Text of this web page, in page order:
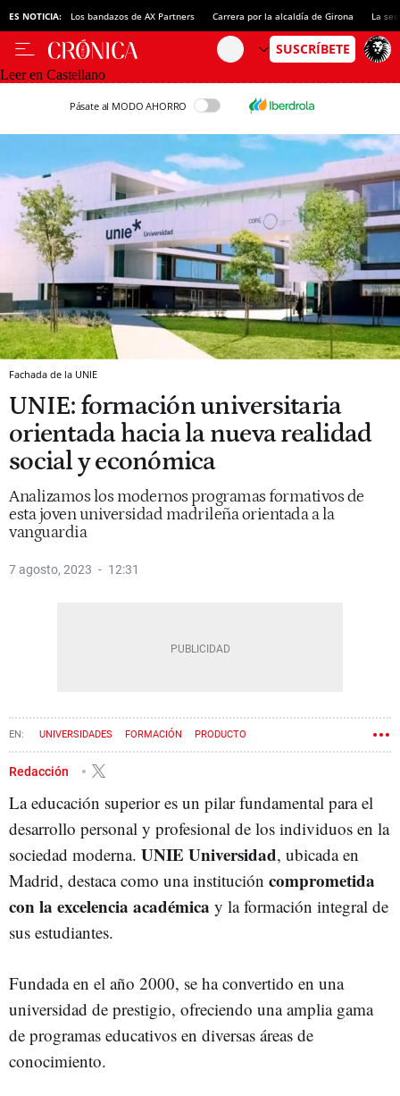
ES NOTICIA: Los bandazos de AX Partners Carrera por la alcaldía de Girona La
Leer en Castellano
Pásate al MODO AHORRO
Fachada de la UNIE
UNIE: formación universitaria
orientada hacia la nueva realidad
social y económica
Analizamos los modernos programas formativos de
esta joven universidad madrileña orientada a la
vanguardia
7 agosto, 2023 12:31
UNIVERSIDADES FORMACIÓN PRODUCTO
CONTENIDO PATROCINADO
Redacción
La educación superior es un pilar fundamental para el
desarrollo personal y profesional de los individuos en la
sociedad moderna. UNIE Universidad, ubicada en
Madrid, destaca como una institución comprometida
con la excelencia académica y la formación integral de
sus estudiantes.
Fundada en el año 2000, se ha convertido en una
universidad de prestigio, ofreciendo una amplia gama
de programas educativos en diversas áreas de
conocimiento.